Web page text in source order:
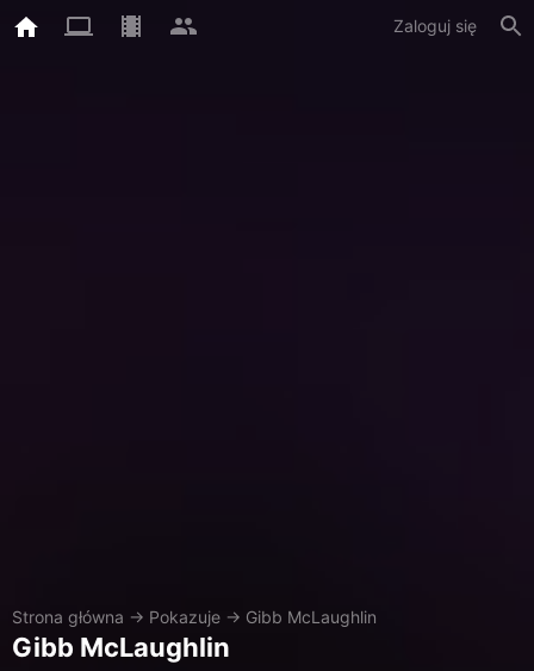
Zaloguj się
Strona główna → Pokazuje → Gibb McLaughlin
Gibb McLaughlin